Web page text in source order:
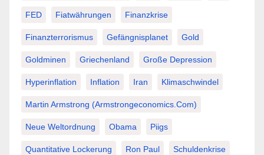
FED Fiatwährungen Finanzkrise
Finanzterrorismus Gefängnisplanet Gold
Goldminen Griechenland Große Depression
Hyperinflation Inflation Iran Klimaschwindel
Martin Armstrong (Armstrongeconomics.com)
Neue Weltordnung Obama Piigs
Quantitative Lockerung Ron Paul Schuldenkrise